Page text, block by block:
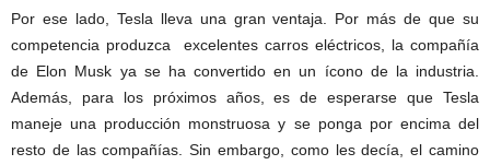
Por ese lado, Tesla lleva una gran ventaja. Por más de que su
competencia produzca excelentes carros eléctricos, la compañía
de Elon Musk ya se ha convertido en un ícono de la industria.
Además, para los próximos años, es de esperarse que Tesla
maneje una producción monstruosa y se ponga por encima del
resto de las compañías. Sin embargo, como les decía, el camino